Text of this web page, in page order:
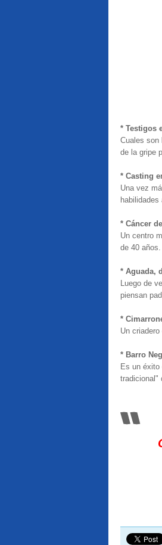
* Testigos
Cuales son
de la gripe
* Casting
Una vez
* Cáncer
Un centro
de 40
* Aguada,
Luego de
piensan
*
Un
* Barro
Es un
tradicional"